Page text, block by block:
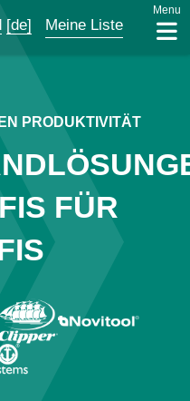
[de] Meine Liste
Menu
PRODUKTIVITÄT
FÜR